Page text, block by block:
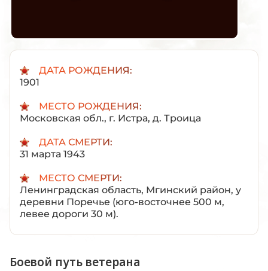
ДАТА РОЖДЕНИЯ:
1901
МЕСТО РОЖДЕНИЯ:
Московская обл., г. Истра, д. Троица
ДАТА СМЕРТИ:
31 марта 1943
МЕСТО СМЕРТИ:
Ленинградская область, Мгинский район, у
деревни Поречье (юго-восточнее 500 м,
левее дороги 30 м).
Боевой путь ветерана